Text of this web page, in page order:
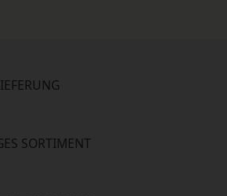
SORTIMENT